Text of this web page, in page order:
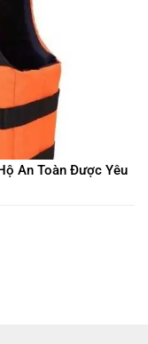
An Toàn Được Yêu